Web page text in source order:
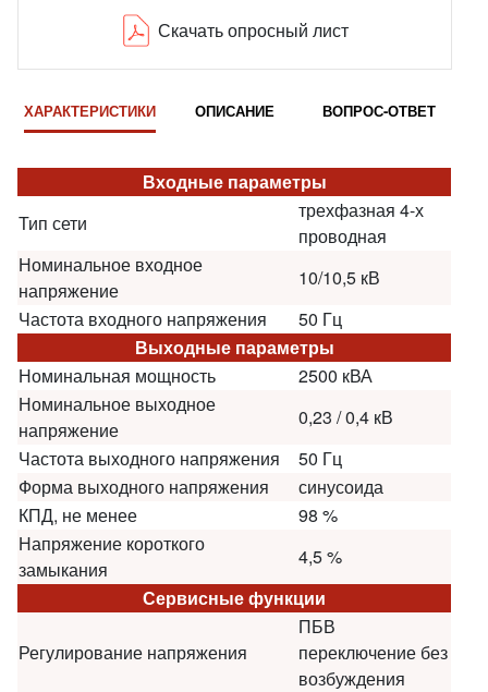
Скачать опросный лист
ХАРАКТЕРИСТИКИ ОПИСАНИЕ ВОПРОС-ОТВЕТ
Входные параметры
Тип сети
трехфазная 4-х
проводная
Номинальное входное
напряжение
10/10,5 кВ
Частота входного напряжения
50 Гц
Выходные параметры
Номинальная мощность
2500 кВА
Номинальное выходное
напряжение
0,23 / 0,4 кВ
Частота выходного напряжения
50 Гц
Форма выходного напряжения
синусоида
КПД, не менее
98 %
Напряжение короткого
замыкания
4,5 %
Сервисные функции
Регулирование напряжения
ПБВ
переключение без
возбуждения